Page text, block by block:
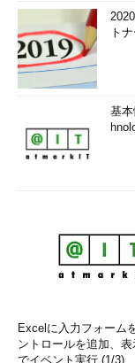
ト
基
Excelに入力フォーム
ントロールを追加、
でイベント実行 (1/3)